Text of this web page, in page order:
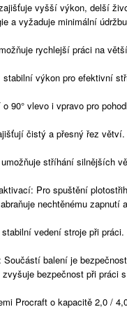
vyšší výkon, delší
a vyžaduje minimální
rychlejší práci na
výkon pro efektivní
90° vlevo i vpravo pro
čistý a přesný řez větví.
stříhání silnějších
Pro spuštění
nechtěnému zapnutí
vedení stroje při práci.
Součástí balení je
bezpečnost při práci
Procraft o kapacitě 2,0 /